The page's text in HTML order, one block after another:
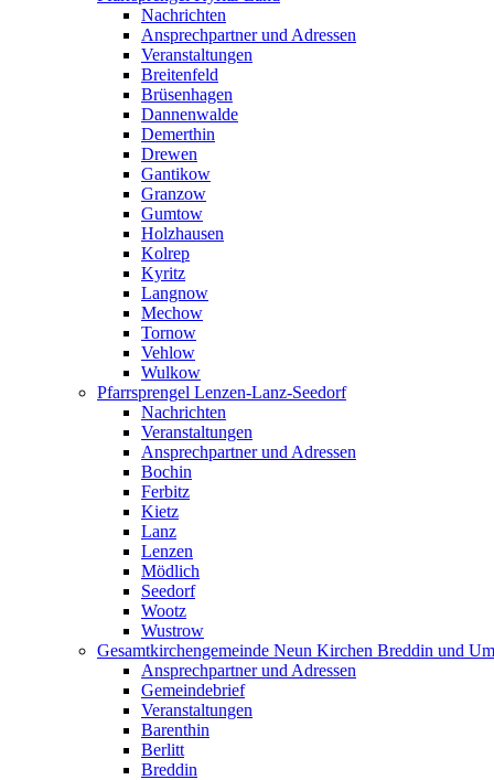
Nachrichten
Ansprechpartner und Adressen
Veranstaltungen
Breitenfeld
Brüsenhagen
Dannenwalde
Demerthin
Drewen
Gantikow
Granzow
Gumtow
Holzhausen
Kolrep
Kyritz
Langnow
Mechow
Tornow
Vehlow
Wulkow
Pfarrsprengel Lenzen-Lanz-Seedorf
Nachrichten
Veranstaltungen
Ansprechpartner und Adressen
Bochin
Ferbitz
Kietz
Lanz
Lenzen
Mödlich
Seedorf
Wootz
Wustrow
Gesamtkirchengemeinde Neun Kirchen Breddin und
Ansprechpartner und Adressen
Gemeindebrief
Veranstaltungen
Barenthin
Berlitt
Breddin